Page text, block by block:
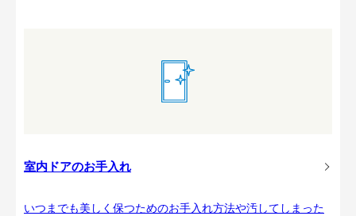
室内ドアのお手入れ
いつまでも美しく保つためのお手入れ方法や汚してしまった